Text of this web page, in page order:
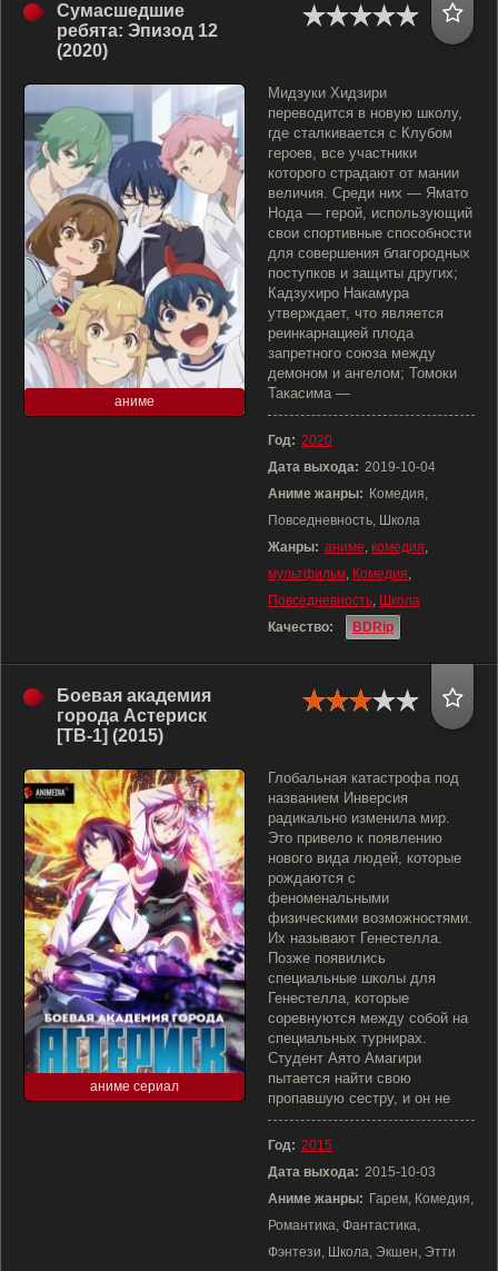
Сумасшедшие
ребята: Эпизод 12
(2020)
аниме
Мидзуки Хидзири
переводится в новую школу,
где сталкивается с Клубом
героев, все участники
которого страдают от мании
величия. Среди них — Ямато
Нода — герой, использующий
свои спортивные способности
для совершения благородных
поступков и защиты других;
Кадзухиро Накамура
утверждает, что является
реинкарнацией плода
запретного союза между
демоном и ангелом; Томоки
Такасима —
Год: 2020
Дата выхода: 2019-10-04
Аниме жанры: Комедия,
Повседневность, Школа
Жанры: аниме, комедия,
мультфильм, Комедия,
Повседневность, Школа
Качество:
BDRip
Боевая академия
города Астериск
[ТВ-1] (2015)
аниме сериал
Глобальная катастрофа под
названием Инверсия
радикально изменила мир.
Это привело к появлению
нового вида людей, которые
рождаются с
феноменальными
физическими возможностями.
Их называют Генестелла.
Позже появились
специальные школы для
Генестелла, которые
соревнуются между собой на
специальных турнирах.
Студент Аято Амагири
пытается найти свою
пропавшую сестру, и он не
Год: 2015
Дата выхода: 2015-10-03
Аниме жанры: Гарем, Комедия,
Романтика, Фантастика,
Фэнтези, Школа, Экшен, Этти